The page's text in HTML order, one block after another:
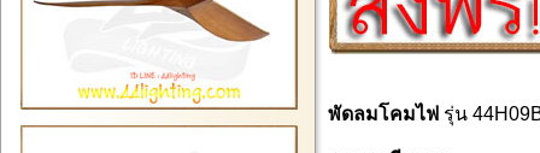
พัดลมโคมไฟ รุ่น